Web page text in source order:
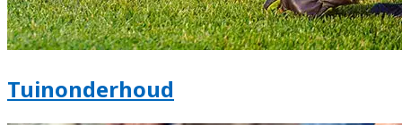
Tuinonderhoud